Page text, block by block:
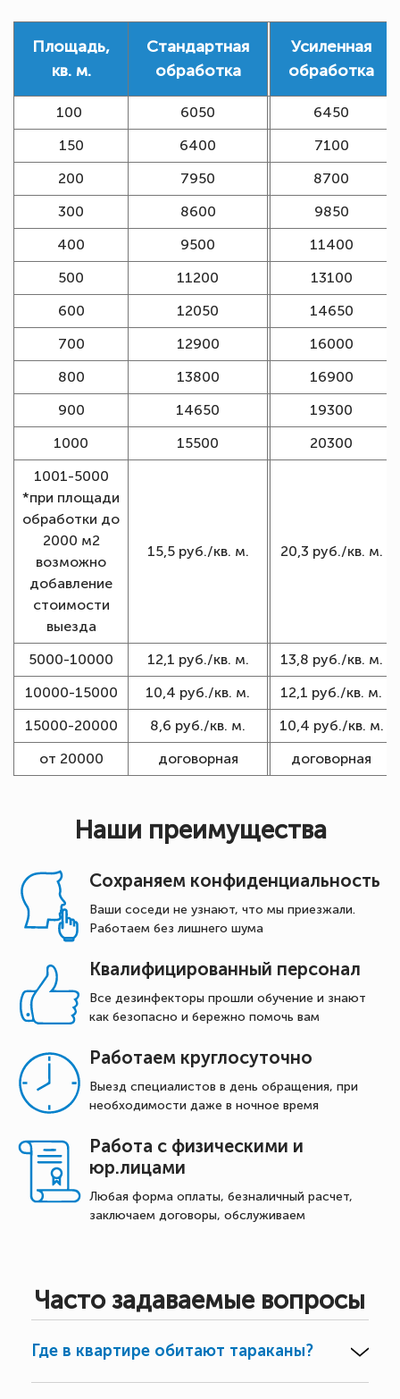
Площадь,
кв. м.
Стандартная
обработка
Усиленная
обработка
100 6050
6450
150
6400
7100
200
7950
8700
300
8600
9850
400
9500
11400
500
11200
13100
600
12050
14650
700
12900
16000
800
13800
16900
900
14650
19300
1000
15500
20300
1001-5000
*при площади
обработки до
2000 м2
возможно
добавление
стоимости
выезда
15,5 руб./кв. м. 20,3 руб./кв. м.
5000-10000 12,1 руб./кв. м.
13,8 руб./кв. м.
10000-15000
10,4 руб./кв. м.
12,1 руб./кв. м.
15000-20000
8,6 руб./кв. м.
10,4 руб./кв. м.
от 20000
договорная договорная
Наши преимущества
Сохраняем конфиденциальность
Ваши соседи не узнают, что мы приезжали.
Работаем без лишнего шума
Квалифицированный персонал
Все дезинфекторы прошли обучение и знают
как безопасно и бережно помочь вам
Работаем круглосуточно
Выезд специалистов в день обращения, при
необходимости даже в ночное время
Работа с физическими и
юр.лицами
Любая форма оплаты, безналичный расчет,
заключаем договоры, обслуживаем
Часто задаваемые вопросы
Где в квартире обитают тараканы?